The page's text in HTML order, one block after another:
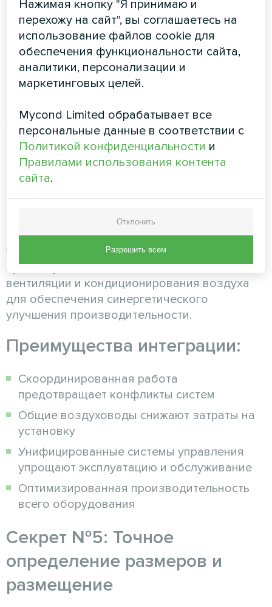
которые взаимодействуют с
существующими системами отопления,
вентиляции и кондиционирования воздуха
Разница в качестве:Оборудование
профессионального класса надежно
3-5 годами для бытовых приборов,
обеспечивая превосходную долгосрочную
стоимость.
Секрет № 4: Мастерство
Преимущество профессионалов:Экспертные
установки интегрируютосушение бассейна
существующими системами отопления,
вентиляции и кондиционирования воздуха
для обеспечения синергетического
улучшения производительности.
Преимущества интеграции:
Скоординированная работа
предотвращает конфликты систем
Общие воздуховоды снижают затраты на
установку
Унифицированные системы управления
упрощают эксплуатацию и обслуживание
Оптимизированная производительность
всего оборудования
Секрет №5: Точное
определение размеров и
размещение
Нажимая кнопку "Я принимаю и
перехожу на сайт", вы соглашаетесь на
использование файлов cookie для
обеспечения функциональности сайта,
аналитики, персонализации и
маркетинговых целей.
Mycond Limited обрабатывает все
персональные данные в соответствии с
Политикой конфиденциальности и
Правилами использования контента
сайта.
Отклонить
Разрешить всем